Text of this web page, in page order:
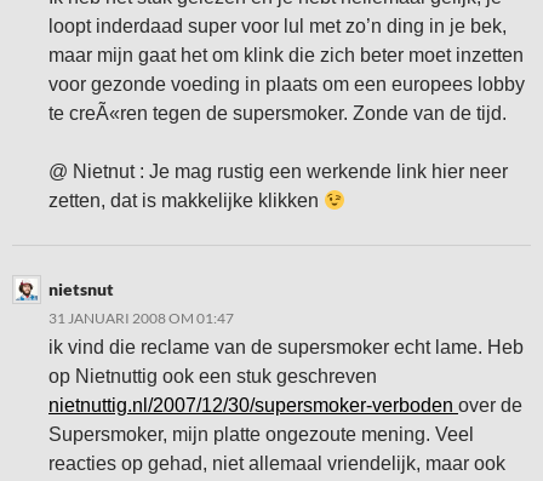
loopt inderdaad super voor lul met zo’n ding in je bek,
maar mijn gaat het om klink die zich beter moet inzetten
voor gezonde voeding in plaats om een europees lobby
te creÃ«ren tegen de supersmoker. Zonde van de tijd.
@ Nietnut : Je mag rustig een werkende link hier neer
zetten, dat is makkelijke klikken
nietsnut
31 JANUARI 2008 OM 01:47
ik vind die reclame van de supersmoker echt lame. Heb
op Nietnuttig ook een stuk geschreven
nietnuttig.nl/2007/12/30/supersmoker-verboden over de
Supersmoker, mijn platte ongezoute mening. Veel
reacties op gehad, niet allemaal vriendelijk, maar ook